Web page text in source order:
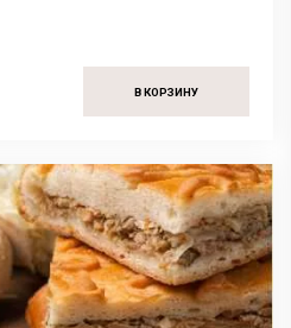
В КОРЗИНУ